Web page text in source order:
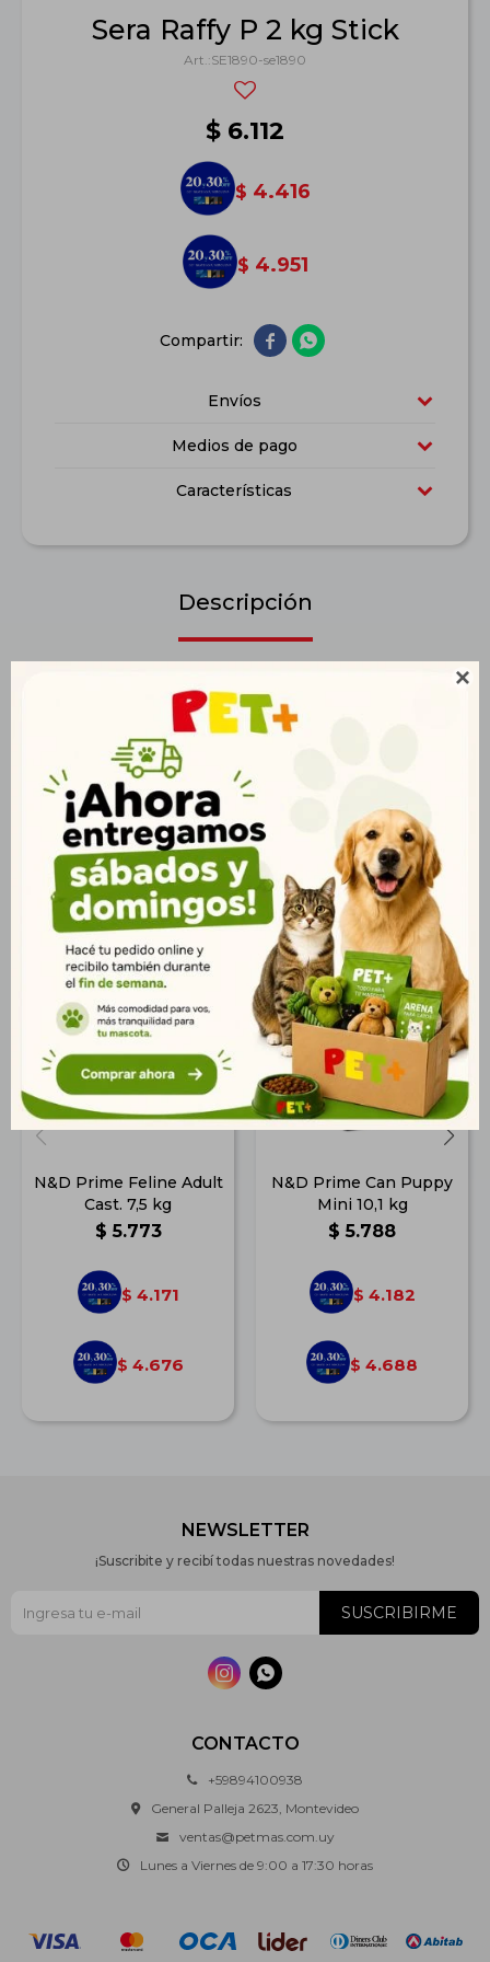

Sera Raffy P 2 kg Stick
SE1890-se1890
$ 6.112
$ 4.416
$ 4.951
 
Envíos
Medios de pago
Características
Descripción
El fundamento equilibrado para tortugas acuáticas, sera Raffy P
Nature es el alimento principal en forma de granulado flotante
elaborado conservando todas sus propiedades para reptiles
carnívoros, como las tortugas acuáticas.
Productos que te pueden interesar
N&D Prime Feline Adult
Cast. 7,5 kg
$ 5.773
$ 4.171
$ 4.676
N&D Prime Can Puppy
Mini 10,1 kg
$ 5.788
$ 4.182
$ 4.688
CONTACTO
+59894100938
General Palleja 2623, Montevideo
ventas@petmas.com.uy
Lunes a Viernes de 9:00 a 17:30 horas
NEWSLETTER
¡Suscribite y recibí todas nuestras novedades!
SUSCRIBIRME
 